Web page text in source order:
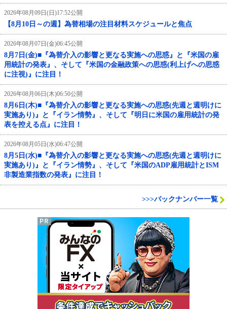
2026年08月09日(日)17:52公開
【8月10日～の週】為替相場の注目材料スケジュールと焦点
2026年08月07日(金)06:45公開
8月7日(金)■『為替介入の影響と更なる実施への思惑』と『米国の雇
用統計の発表』、そして『米国の金融政策への思惑(利上げへの思惑
に注視)』に注目！
2026年08月06日(木)06:50公開
8月6日(木)■『為替介入の影響と更なる実施への思惑(先週と週明けに
実施あり)』と『イラン情勢』、そして『明日に米国の雇用統計の発
表を控える点』に注目！
2026年08月05日(水)06:47公開
8月5日(水)■『為替介入の影響と更なる実施への思惑(先週と週明けに
実施あり)』と『イラン情勢』、そして『米国のADP雇用統計とISM
非製造業指数の発表』に注目！
>>>バックナンバー一覧